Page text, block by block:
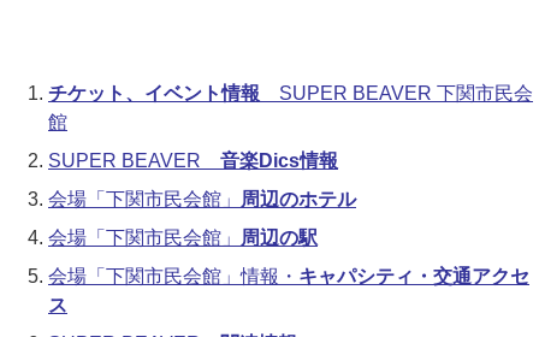
チケット、イベント情報 SUPER BEAVER 下関市民会
館
SUPER BEAVER 音楽Dics情報
会場「下関市民会館」
周辺のホテル
会場「下関市民会館」
周辺の駅
会場「下関市民会館」情報・ キャパシティ・交通アクセ
ス